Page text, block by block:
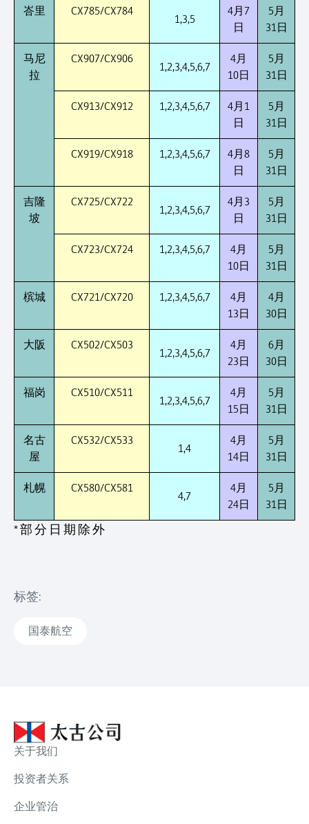
峇里 CX785/CX784
1,3,5
4月7
日
5月
31日
马尼
拉
CX907/CX906
1,2,3,4,5,6,7
4月
10日
5月
31日
CX913/CX912 1,2,3,4,5,6,7
4月1
日
5月
31日
CX919/CX918 1,2,3,4,5,6,7
4月8
日
5月
31日
吉隆
坡
CX725/CX722
1,2,3,4,5,6,7
4月3
日
5月
31日
CX723/CX724 1,2,3,4,5,6,7
4月
10日
5月
31日
槟城 CX721/CX720 1,2,3,4,5,6,7
4月
13日
4月
30日
大阪 CX502/CX503
1,2,3,4,5,6,7
4月
23日
6月
30日
福岗 CX510/CX511
1,2,3,4,5,6,7
4月
15日
5月
31日
名古
屋
CX532/CX533
1,4
4月
14日
5月
31日
札幌 CX580/CX581
4,7
4月
24日
5月
31日
* 部 分 日 期 除 外
标签:
国泰航空
关于我们
投资者关系
企业管治